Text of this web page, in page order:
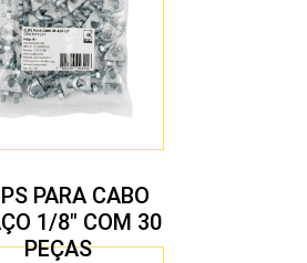
PARA CABO
1/8″ COM 30
PEÇAS